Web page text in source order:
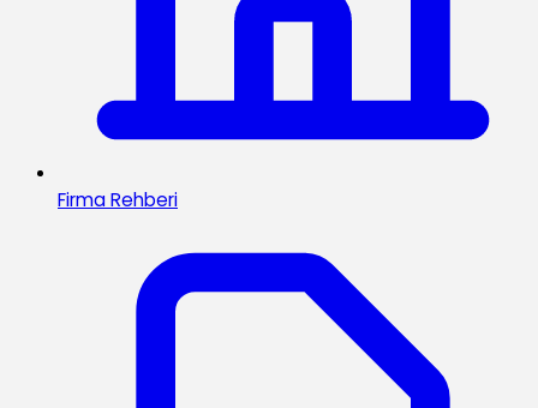
Firma Rehberi